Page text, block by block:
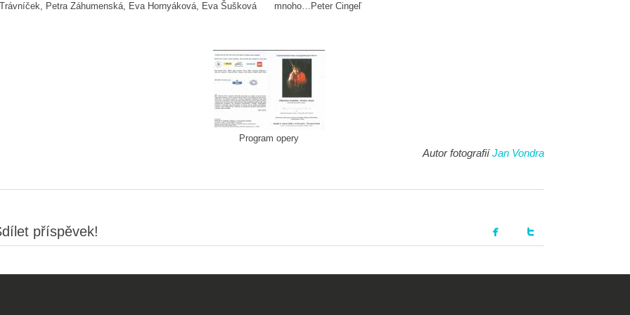
Trávníček, Petra Záhumenská, Eva Hornyáková, Eva Šušková mnoho…Peter Cingeľ
Program opery
Autor fotografiíJan Vondra
příspěvek!